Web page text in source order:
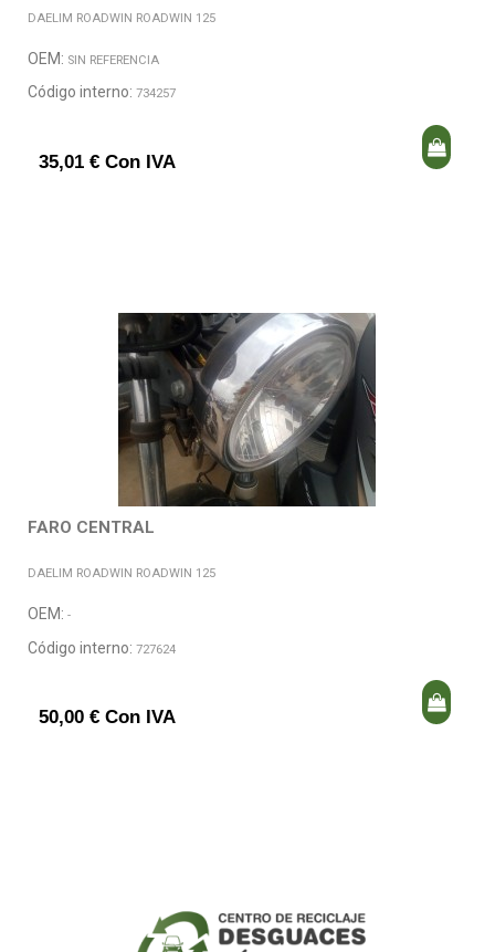
DAELIM ROADWIN ROADWIN 125
OEM: SIN REFERENCIA
Código interno: 734257
35,01 € Con IVA
FARO CENTRAL
DAELIM ROADWIN ROADWIN 125
OEM: -
Código interno: 727624
50,00 € Con IVA